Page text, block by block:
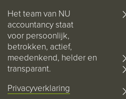
Het team van NU
accountancy staat
voor persoonlijk,
betrokken, actief,
meedenkend, helder en
transparant.
Privacyverklaring